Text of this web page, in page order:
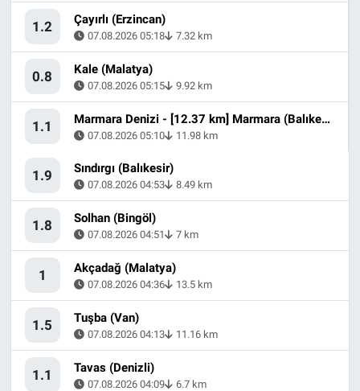
1.2 Çayırlı (Erzincan)
07.08.2026 05:18 7.32 km
0.8 Kale (Malatya)
07.08.2026 05:15 9.92 km
1.1 Marmara Denizi - [12.37 km] Marmara (Balıkesir)
07.08.2026 05:10 11.98 km
1.9 Sındırgı (Balıkesir)
07.08.2026 04:53 8.49 km
1.8 Solhan (Bingöl)
07.08.2026 04:51 7 km
1 Akçadağ (Malatya)
07.08.2026 04:36 13.5 km
1.5 Tuşba (Van)
07.08.2026 04:13 11.16 km
1.1 Tavas (Denizli)
07.08.2026 04:09 6.7 km